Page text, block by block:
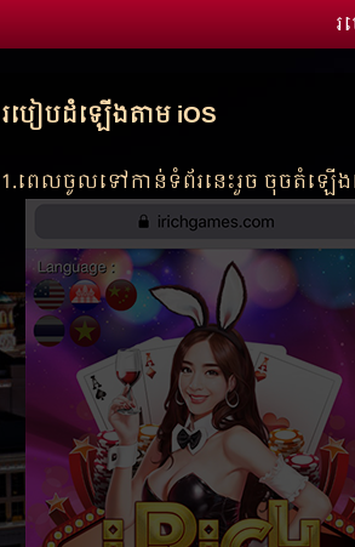
រ
របៀបដំឡើងតាម iOS
1.ពេលចូលទៅកាន់ទំព័រនេះរួច ចុចតំឡើង